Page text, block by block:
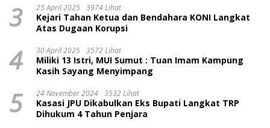
3 25 April 2025 3974 Lihat
Kejari Tahan Ketua dan Bendahara KONI Langkat
Atas Dugaan Korupsi
4 30 April 2025 3572 Lihat
Miliki 13 Istri, MUI Sumut : Tuan Imam Kampung
Kasih Sayang Menyimpang
5 24 November 2024 3532 Lihat
Kasasi JPU Dikabulkan Eks Bupati Langkat TRP
Dihukum 4 Tahun Penjara